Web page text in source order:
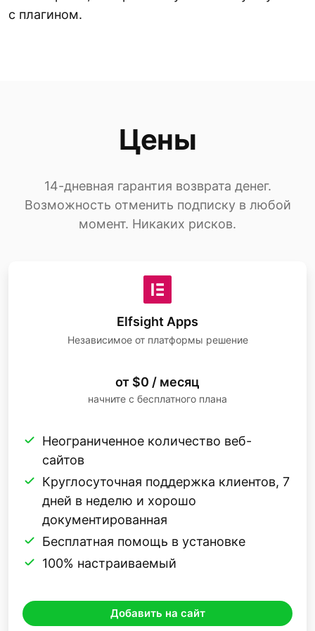
с плагином.
Цены
14-дневная гарантия возврата денег.
Возможность отменить подписку в любой
момент. Никаких рисков.
Elfsight Apps
Независимое от платформы решение
от $0 / месяц
начните с бесплатного плана
Неограниченное количество веб-
сайтов
Круглосуточная поддержка клиентов, 7
дней в неделю и хорошо
документированная
Бесплатная помощь в установке
100% настраиваемый
Добавить на сайт